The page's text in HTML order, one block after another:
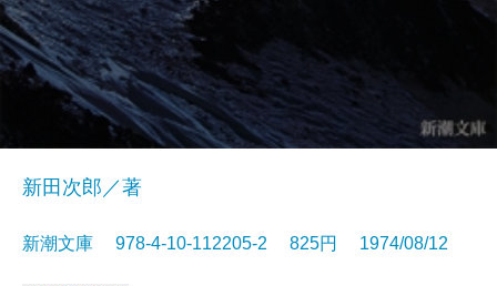
新田次郎／著
新潮文庫 978-4-10-112205-2 825円 1974/08/12